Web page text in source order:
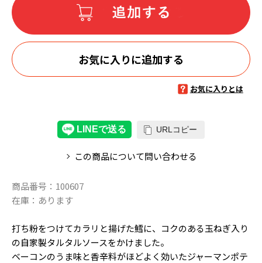
お気に入りに追加する
お気に入りとは
URLコピー
この商品について問い合わせる
商品番号： 100607
在庫： あります
打ち粉をつけてカラリと揚げた鱈に、コクのある玉ねぎ入り
の自家製タルタルソースをかけました。
ベーコンのうま味と香辛料がほどよく効いたジャーマンポテ